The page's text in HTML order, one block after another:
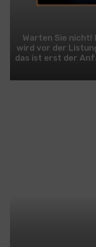
Warten Sie
wird vor der
das ist erst der